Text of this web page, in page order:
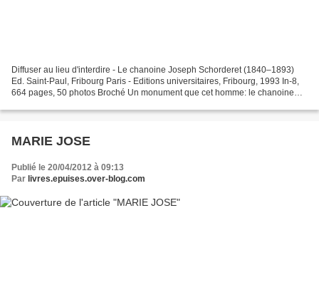
Diffuser au lieu d'interdire - Le chanoine Joseph Schorderet (1840–1893)
Ed. Saint-Paul, Fribourg Paris - Editions universitaires, Fribourg, 1993 In-8,
664 pages, 50 photos Broché Un monument que cet homme: le chanoine
MARIE JOSE
Publié le 20/04/2012 à 09:13
Par livres.epuises.over-blog.com